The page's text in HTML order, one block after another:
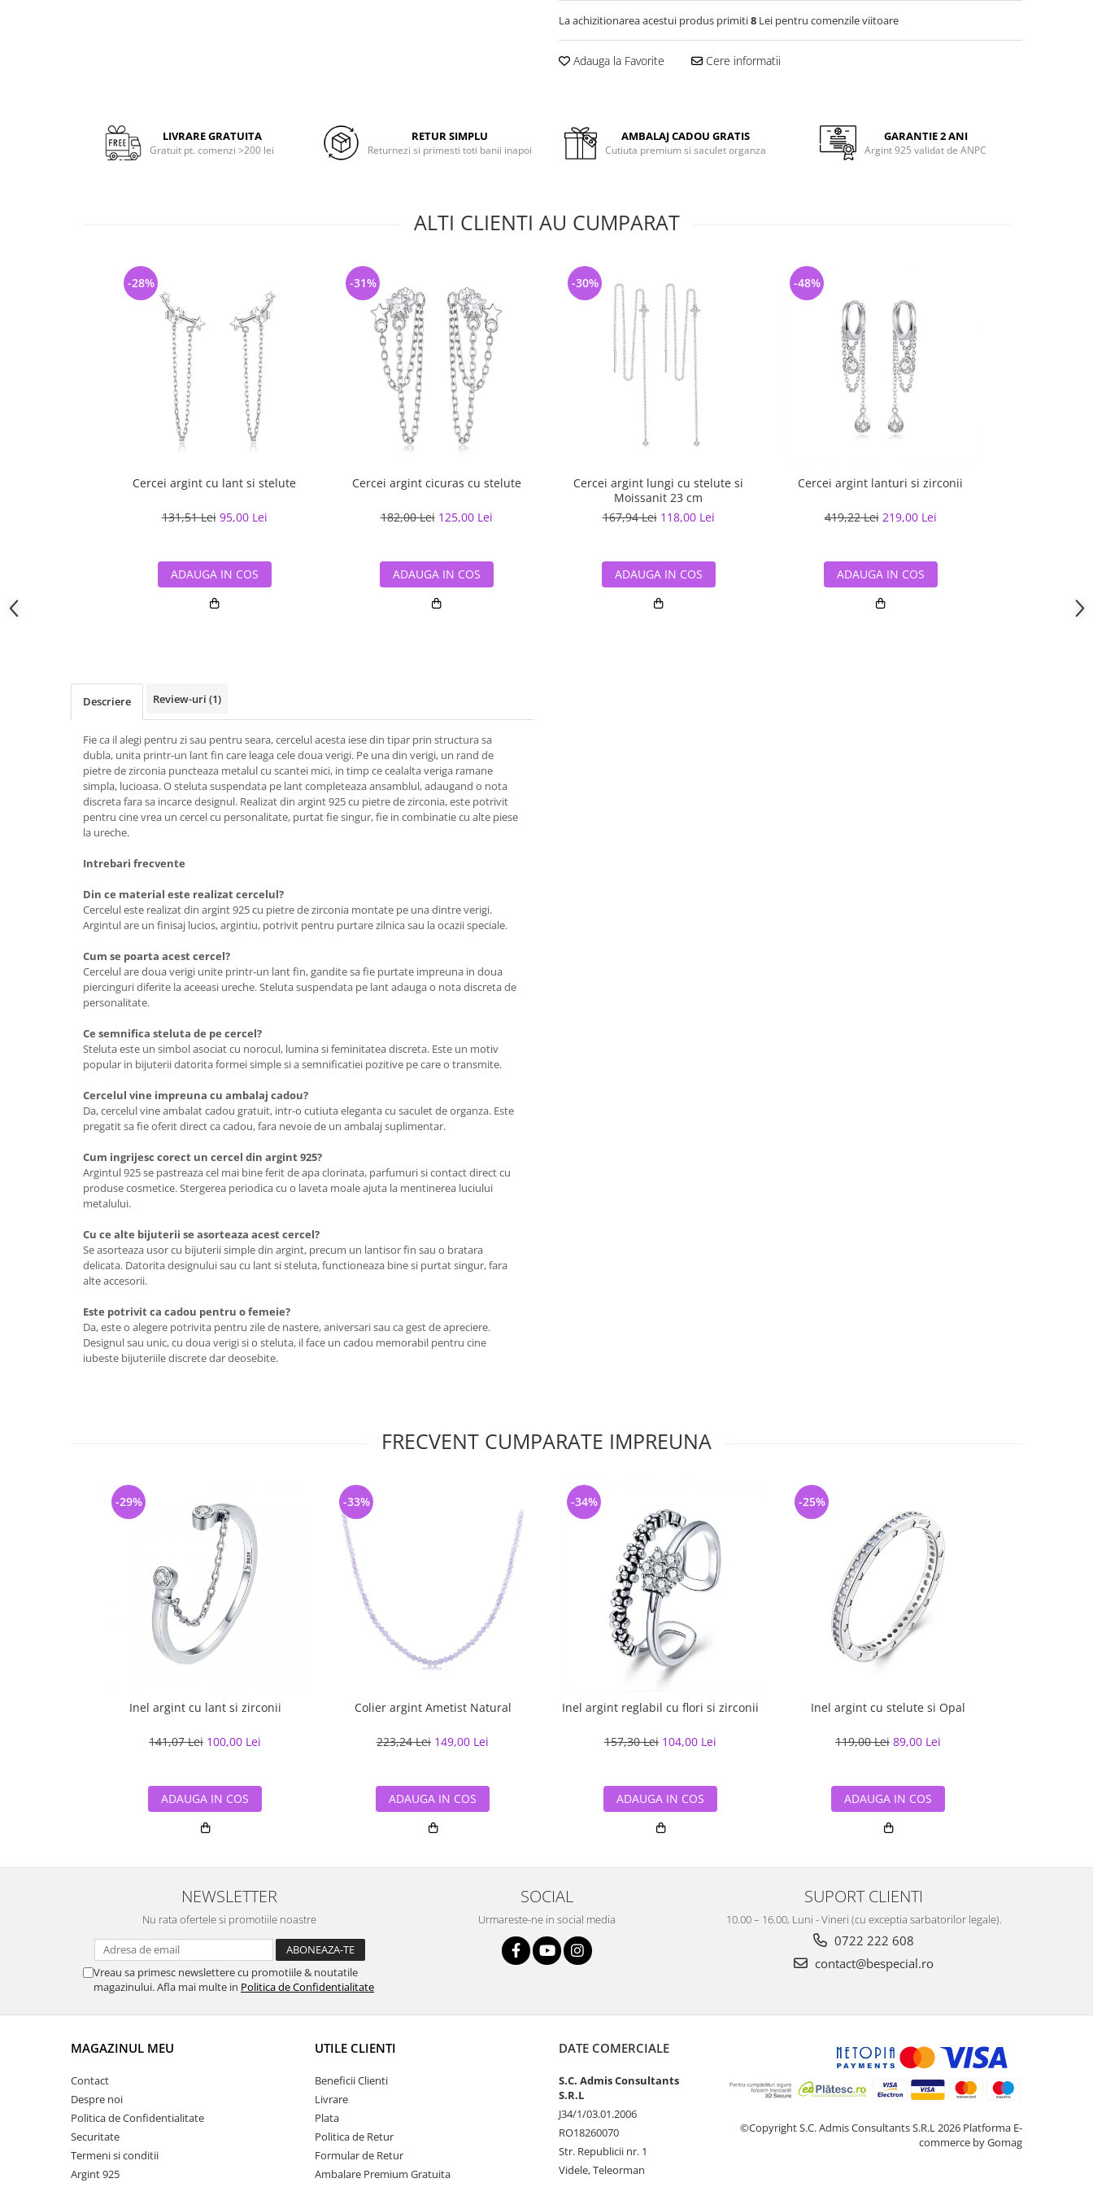
La achizitionarea acestui produs primiti8 Lei pentru comenzile viitoare
Adauga la Favorite Cere informatii
LIVRARE GRATUITA
Gratuit pt. comenzi >200 lei
RETUR SIMPLU
Returnezi si primesti toti banii inapoi
AMBALAJ CADOU GRATIS
Cutiuta premium si saculet organza
GARANTIE 2 ANI
Argint 925 validat de ANPC
ALTI CLIENTI AU CUMPARAT
Cercei argint cu lant si stelute
131,51 Lei 95,00 Lei
-28%
ADAUGA IN COS
Cercei argint cicuras cu stelute
182,00 Lei 125,00 Lei
-31%
ADAUGA IN COS
Cercei argint lungi cu stelute si
Moissanit 23 cm
167,94 Lei 118,00 Lei
-30%
ADAUGA IN COS
Cercei argint lanturi si zirconii
419,22 Lei 219,00 Lei
-48%
ADAUGA IN COS
Descriere Review-uri (1)
Fie ca il alegi pentru zi sau pentru seara, cercelul acesta iese din tipar prin structura sa
dubla, unita printr-un lant fin care leaga cele doua verigi. Pe una din verigi, un rand de
pietre de zirconia puncteaza metalul cu scantei mici, in timp ce cealalta veriga ramane
simpla, lucioasa. O steluta suspendata pe lant completeaza ansamblul, adaugand o nota
discreta fara sa incarce designul. Realizat din argint 925 cu pietre de zirconia, este potrivit
pentru cine vrea un cercel cu personalitate, purtat fie singur, fie in combinatie cu alte piese
la ureche.
Intrebari frecvente
Din ce material este realizat cercelul?
Cercelul este realizat din argint 925 cu pietre de zirconia montate pe una dintre verigi.
Argintul are un finisaj lucios, argintiu, potrivit pentru purtare zilnica sau la ocazii speciale.
Cum se poarta acest cercel?
Cercelul are doua verigi unite printr-un lant fin, gandite sa fie purtate impreuna in doua
piercinguri diferite la aceeasi ureche. Steluta suspendata pe lant adauga o nota discreta de
personalitate.
Ce semnifica steluta de pe cercel?
Steluta este un simbol asociat cu norocul, lumina si feminitatea discreta. Este un motiv
popular in bijuterii datorita formei simple si a semnificatiei pozitive pe care o transmite.
Cercelul vine impreuna cu ambalaj cadou?
Da, cercelul vine ambalat cadou gratuit, intr-o cutiuta eleganta cu saculet de organza. Este
pregatit sa fie oferit direct ca cadou, fara nevoie de un ambalaj suplimentar.
Cum ingrijesc corect un cercel din argint 925?
Argintul 925 se pastreaza cel mai bine ferit de apa clorinata, parfumuri si contact direct cu
produse cosmetice. Stergerea periodica cu o laveta moale ajuta la mentinerea luciului
metalului.
Cu ce alte bijuterii se asorteaza acest cercel?
Se asorteaza usor cu bijuterii simple din argint, precum un lantisor fin sau o bratara
delicata. Datorita designului sau cu lant si steluta, functioneaza bine si purtat singur, fara
alte accesorii.
Este potrivit ca cadou pentru o femeie?
Da, este o alegere potrivita pentru zile de nastere, aniversari sau ca gest de apreciere.
Designul sau unic, cu doua verigi si o steluta, il face un cadou memorabil pentru cine
iubeste bijuteriile discrete dar deosebite.
FRECVENT CUMPARATE IMPREUNA
Inel argint cu lant si zirconii
141,07 Lei 100,00 Lei
-29%
ADAUGA IN COS
Colier argint Ametist Natural
223,24 Lei 149,00 Lei
-33%
ADAUGA IN COS
Inel argint reglabil cu flori si zirconii
157,30 Lei 104,00 Lei
-34%
ADAUGA IN COS
Inel argint cu stelute si Opal
119,00 Lei 89,00 Lei
-25%
ADAUGA IN COS
NEWSLETTER
Nu rata ofertele si promotiile noastre
Vreau sa primesc newslettere cu promotiile & noutatile
magazinului. Afla mai multe in Politica de Confidentialitate
SOCIAL
Urmareste-ne in social media
SUPORT CLIENTI
10.00 – 16.00, Luni - Vineri (cu exceptia sarbatorilor legale).
0722 222 608
contact@bespecial.ro
MAGAZINUL MEU
Contact
Despre noi
Politica de Confidentialitate
Securitate
Termeni si conditii
Argint 925
UTILE CLIENTI
Beneficii Clienti
Livrare
Plata
Politica de Retur
Formular de Retur
Ambalare Premium Gratuita
DATE COMERCIALE
S.C. Admis Consultants
S.R.L
J34/1/03.01.2006
RO18260070
Str. Republicii nr. 1
Videle, Teleorman
©Copyright S.C. Admis Consultants S.R.L 2026 Platforma E-
commerce by Gomag